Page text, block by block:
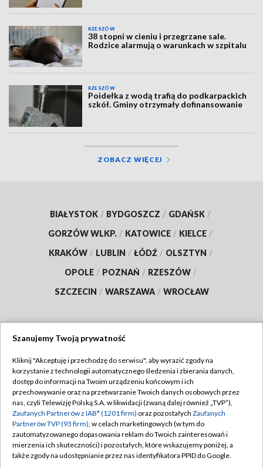
RZESZÓW
38 stopni w cieniu i przegrzane sale.
Rodzice alarmują o warunkach w szpitalu
RZESZÓW
Poidełka z wodą trafią do podkarpackich
szkół. Gminy otrzymały dofinansowanie
ZOBACZ WIĘCEJ
BIAŁYSTOK / BYDGOSZCZ / GDAŃSK /
GORZÓW WLKP. / KATOWICE / KIELCE /
KRAKÓW / LUBLIN / ŁÓDŹ / OLSZTYN /
OPOLE / POZNAŃ / RZESZÓW /
SZCZECIN / WARSZAWA / WROCŁAW
TVP
Abonament TVP
Emisja w TVP
Centrum informacji TVP
Naziemna Telewizja Cyfrowa
Regulamin TVP
Polityka prywatności
Moje zgody
Pomoc
Szanujemy Twoją prywatność
Kliknij "Akceptuję i przechodzę do serwisu", aby wyrazić zgody na
korzystanie z technologii automatycznego śledzenia i zbierania danych,
dostęp do informacji na Twoim urządzeniu końcowym i ich
przechowywanie oraz na przetwarzanie Twoich danych osobowych przez
nas, czyli Telewizję Polską S.A. w likwidacji (zwaną dalej również „TVP”),
Zaufanych Partnerów z IAB* (1201 firm) oraz pozostałych Zaufanych
Partnerów TVP (93 firm), w celach marketingowych (w tym do
zautomatyzowanego dopasowania reklam do Twoich zainteresowań i
mierzenia ich skuteczności) i pozostałych, które wskazujemy poniżej, a
także zgody na udostępnianie przez nas identyfikatora PPID do Google.